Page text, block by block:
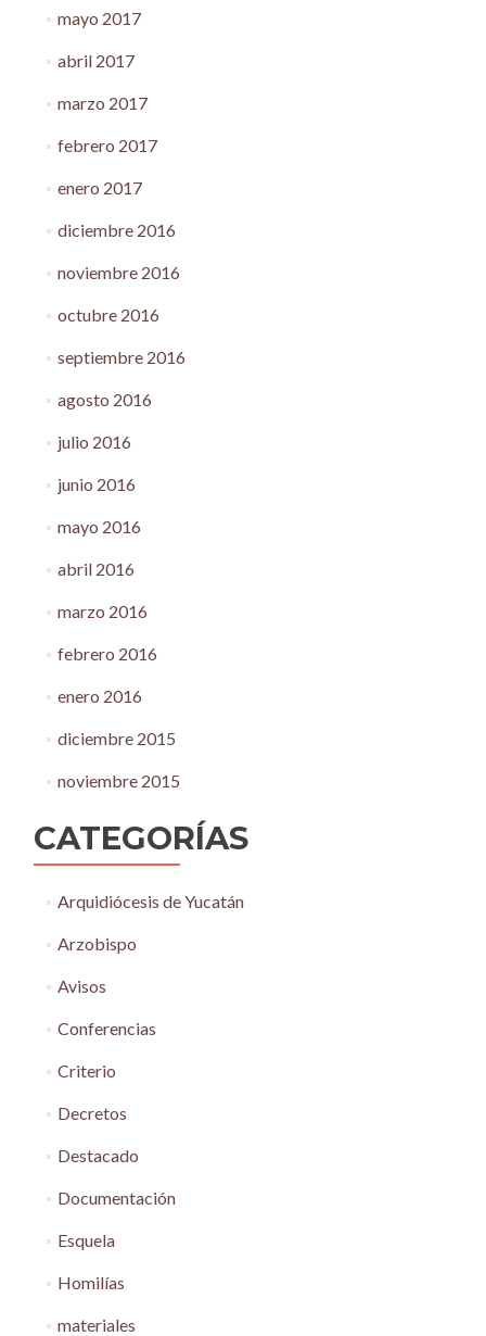
mayo 2017
abril 2017
marzo 2017
febrero 2017
enero 2017
diciembre 2016
noviembre 2016
octubre 2016
septiembre 2016
agosto 2016
julio 2016
junio 2016
mayo 2016
abril 2016
marzo 2016
febrero 2016
enero 2016
diciembre 2015
noviembre 2015
CATEGORÍAS
Arquidiócesis de Yucatán
Arzobispo
Avisos
Conferencias
Criterio
Decretos
Destacado
Documentación
Esquela
Homilías
materiales